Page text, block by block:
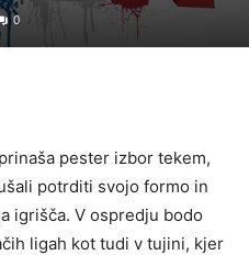
0
pester izbor tekem,
potrditi svojo formo in
igrišča. V ospredju bodo
ligah kot tudi v tujini, kjer